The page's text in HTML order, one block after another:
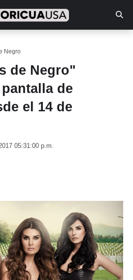
Negro
de Negro"
de
el 14 de
05:31:00 p.m.